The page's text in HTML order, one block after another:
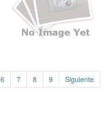
6 7 8 9
Siguiente